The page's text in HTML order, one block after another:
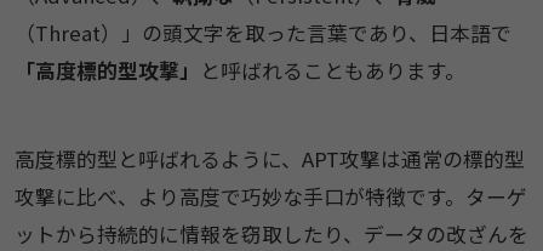
（Threat）」の頭文字を取った言葉であり、日本語で
「高度標的型攻撃」 と呼ばれることもあります。
高度標的型と呼ばれるように、APT攻撃は通常の標的型
攻撃に比べ、より高度で巧妙な手口が特徴です。ターゲ
ットから持続的に情報を窃取したり、データの改ざんを